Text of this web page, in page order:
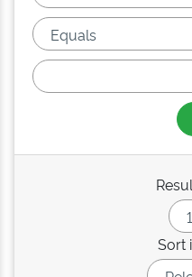
Sort